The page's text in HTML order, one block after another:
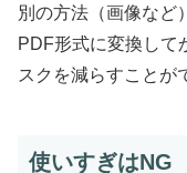
別の方法（画像など
PDF形式に変換して
スクを減らすことが
使いすぎはNG